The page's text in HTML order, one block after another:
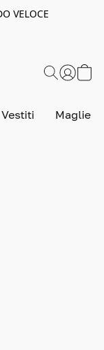
VELOCE
Vestiti Maglie e